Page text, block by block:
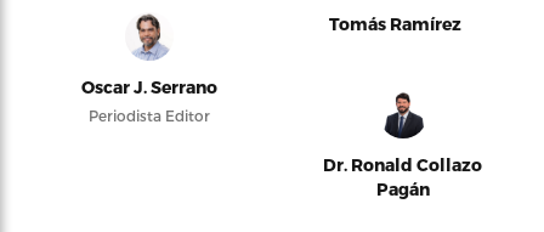
Oscar J. Serrano
Periodista Editor
Tomás Ramírez
Dr. Ronald Collazo
Pagán